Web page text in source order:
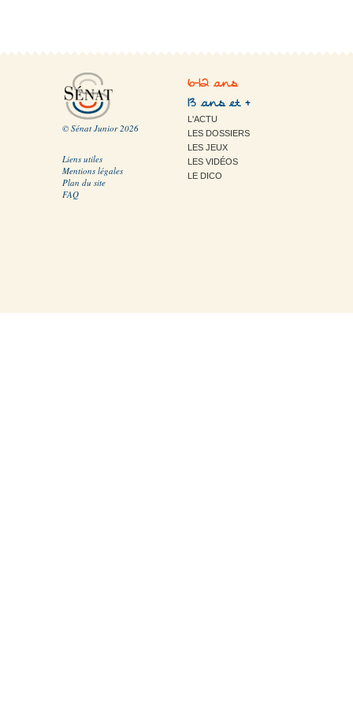
© Sénat Junior 2026
Liens utiles
Mentions légales
Plan du site
FAQ
6-12 ans
13 ans et +
L'ACTU
LES DOSSIERS
LES JEUX
LES VIDÉOS
LE DICO